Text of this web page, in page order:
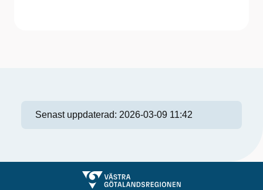
Senast uppdaterad: 2026-03-09 11:42